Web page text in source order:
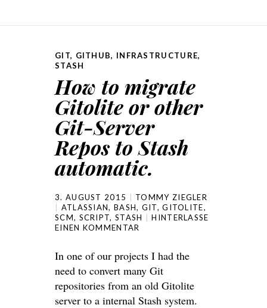
GIT, GITHUB, INFRASTRUCTURE,
STASH
How to migrate
Gitolite or other
Git-Server
Repos to Stash
automatic.
3. AUGUST 2015
TOMMY ZIEGLER
ATLASSIAN, BASH, GIT,GITOLITE,
SCM, SCRIPT, STASH
HINTERLASSE
EINEN KOMMENTAR
In one of our projects I had the
need to convert many Git
repositories from an old Gitolite
server to a internal Stash system.